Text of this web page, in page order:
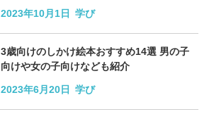
2023年10月1日 学び
3歳向けのしかけ絵本おすすめ14選 男の子
向けや女の子向けなども紹介
2023年6月20日 学び